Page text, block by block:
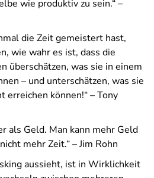
wie produktiv zu sein.“ –
die Zeit gemeistert hast,
wie wahr es ist, dass die
überschätzen, was sie in einem
– und unterschätzen, was sie
erreichen können!“ – Tony
als Geld. Man kann mehr Geld
mehr Zeit.“ – Jim Rohn
aussieht, ist in Wirklichkeit